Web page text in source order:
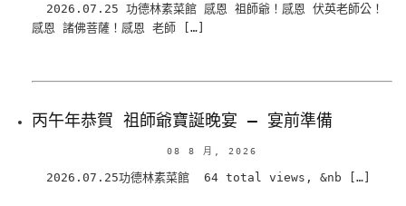
2026.07.25 功德林素菜館 感恩 祖師爺！感恩 伏英老師公！
感恩 諸佛菩薩！感恩 老師 […]
丙午年恭賀 祖師爺寶誕晚宴 – 宴前準備
08 8 月, 2026
2026.07.25功德林素菜館 64 total views, &nb […]